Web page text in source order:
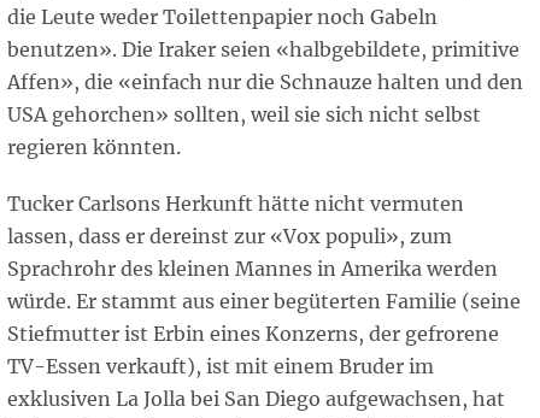
die Leute weder Toilettenpapier noch Gabeln
benutzen». Die Iraker seien «halbgebildete, primitive
Affen», die «einfach nur die Schnauze halten und den
USA gehorchen» sollten, weil sie sich nicht selbst
regieren könnten.
Tucker Carlsons Herkunft hätte nicht vermuten
lassen, dass er dereinst zur «Vox populi», zum
Sprachrohr des kleinen Mannes in Amerika werden
würde. Er stammt aus einer begüterten Familie (seine
Stiefmutter ist Erbin eines Konzerns, der gefrorene
TV-Essen verkauft), ist mit einem Bruder im
exklusiven La Jolla bei San Diego aufgewachsen, hat